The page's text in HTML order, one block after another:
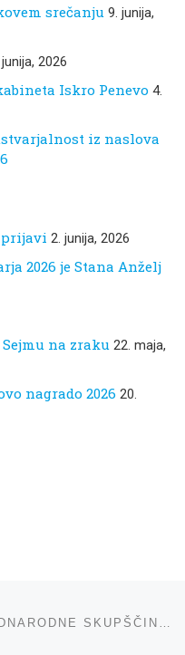
srečanju 9. junija,
junija, 2026
Iskro Penevo 4.
iz naslova
prijavi 2. junija, 2026
2026 je Stana Anželj
Sejmu na zraku 22. maja,
nagrado 2026 20.
USPEŠEN ZAKLJUČEK MEDNARODNE SKUPŠČINE CEATL V LJUBLJANI